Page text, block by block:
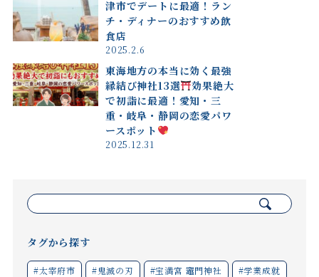
津市でデートに最適！ラン
チ・ディナーのおすすめ飲
食店
2025.2.6
東海地方の本当に効く最強
縁結び神社13選
効果絶大
で初詣に最適！愛知・三
重・岐阜・静岡の恋愛パワ
ースポット
2025.12.31
索:
タグから探す
#太宰府市 #鬼滅の刃 #宝満宮 竈門神社 #学業成就